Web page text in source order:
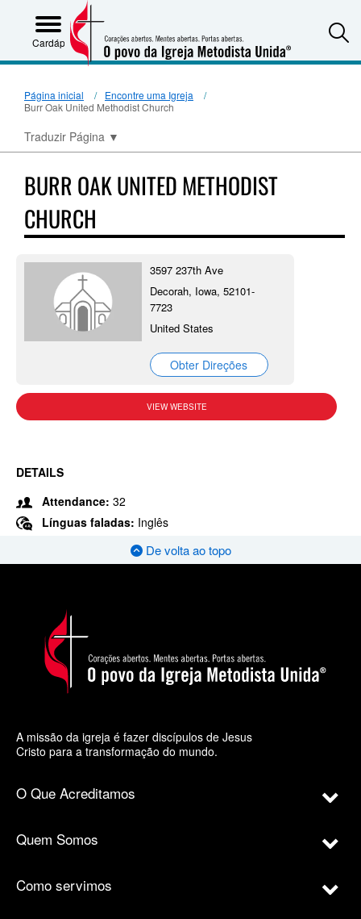
Cardápio
Página inicial
Encontre uma Igreja
Burr Oak United Methodist Church
Traduzir Página ▼
BURR OAK UNITED METHODIST
CHURCH
3597 237th Ave
Decorah, Iowa, 52101-
7723
United States
Obter Direções
VIEW WEBSITE
DETAILS
Attendance: 32
Línguas faladas: Inglês
De volta ao topo
A missão da igreja é fazer discípulos de Jesus
Cristo para a transformação do mundo.
O Que Acreditamos
Quem Somos
Como servimos